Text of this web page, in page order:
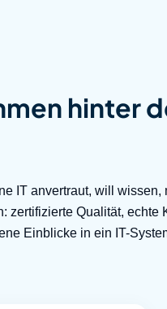
hinter
IT anvertraut, will wissen,
zertifizierte Qualität, echte
Einblicke in ein IT-